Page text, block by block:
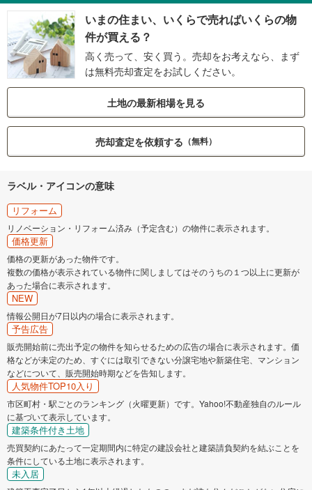
いまの住まい、いくらで売ればいくらの物
件が買える？
高く売って、安く買う。売却をお考えなら、まず
は無料売却査定をお試しください。
土地の最新相場を見る
売却査定を依頼する （無料）
ラベル・アイコンの意味
リフォーム
リノベーション・リフォーム済み（予定含む）の物件に表示されます。
価格更新
価格の更新があった物件です。
複数の価格が表示されている物件に関しましてはそのうちの１つ以上に更新が
あった場合に表示されます。
NEW
情報公開日が7日以内の場合に表示されます。
予告広告
販売開始前に売出予定の物件を知らせるための広告の場合に表示されます。価
格などが未定のため、すぐには取引できない分譲宅地や新築住宅、マンション
などについて、販売開始時期などを告知します。
人気物件TOP10入り
市区町村・駅ごとのランキング（火曜更新）です。Yahoo!不動産独自のルール
に基づいて表示しています。
建築条件付き土地
売買契約にあたって一定期間内に特定の建設会社と建築請負契約を結ぶことを
条件にしている土地に表示されます。
未入居